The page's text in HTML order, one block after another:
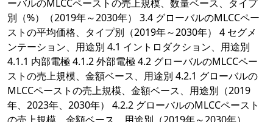
ーバルのMLCCペーストの売上規模、数量ベース、タイプ
別（%）（2019年～2030年） 3.4 グローバルのMLCCペー
ストの平均価格、タイプ別（2019年～2030年） 4 セグメ
ンテーション、用途別 4.1 イントロダクション、用途別
4.1.1 内部電極 4.1.2 外部電極 4.2 グローバルのMLCCペー
ストの売上規模、金額ベース、用途別 4.2.1 グローバルの
MLCCペーストの売上規模、金額ベース、用途別（2019
年、2023年、2030年） 4.2.2 グローバルのMLCCペースト